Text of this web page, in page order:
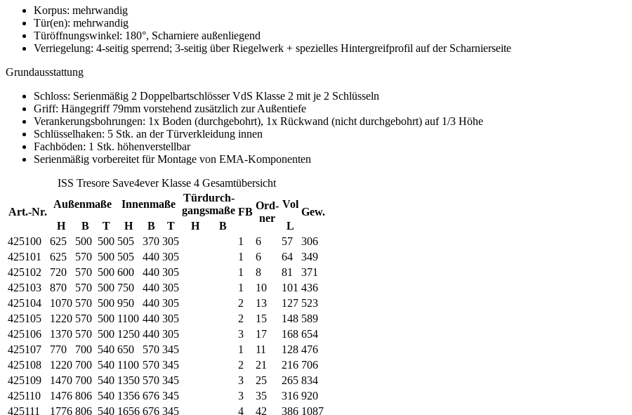
Korpus: mehrwandig
Tür(en): mehrwandig
Türöffnungswinkel: 180°, Scharniere außenliegend
Verriegelung: 4-seitig sperrend; 3-seitig über Riegelwerk + spezielles Hintergreifprofil auf der Scharnierseite
Grundausstattung
Schloss: Serienmäßig 2 Doppelbartschlösser VdS Klasse 2 mit je 2 Schlüsseln
Griff: Hängegriff 79mm vorstehend zusätzlich zur Außentiefe
Verankerungsbohrungen: 1x Boden (durchgebohrt), 1x Rückwand (nicht durchgebohrt) auf 1/3 Höhe
Schlüsselhaken: 5 Stk. an der Türverkleidung innen
Fachböden: 1 Stk. höhenverstellbar
Serienmäßig vorbereitet für Montage von EMA-Komponenten
ISS Tresore Save4ever Klasse 4 Gesamtübersicht
Art.-Nr.
Außenmaße Innenmaße
Türdurch-
gangsmaße FB
Ord-
ner
Vol
Gew.
H
B T H B T H B
L
425100
625 500 500 505 370 305 1 6 57
306
425101
625 570 500 505 440 305 1 6 64
349
425102
720 570 500 600 440 305 1 8 81
371
425103
870 570 500 750 440 305 1 10 101 436
425104
1070 570 500 950 440 305 2 13 127 523
425105
1220 570 500 1100 440 305 2 15 148 589
425106
1370 570 500 1250 440 305 3 17 168 654
425107
770 700 540 650 570 345 1 11 128 476
425108
1220 700 540 1100 570 345 2 21 216 706
425109
1470 700 540 1350 570 345 3 25 265 834
425110
1476 806 540 1356 676 345 3 35 316 920
425111
1776 806 540 1656 676 345 4 42 386 1087